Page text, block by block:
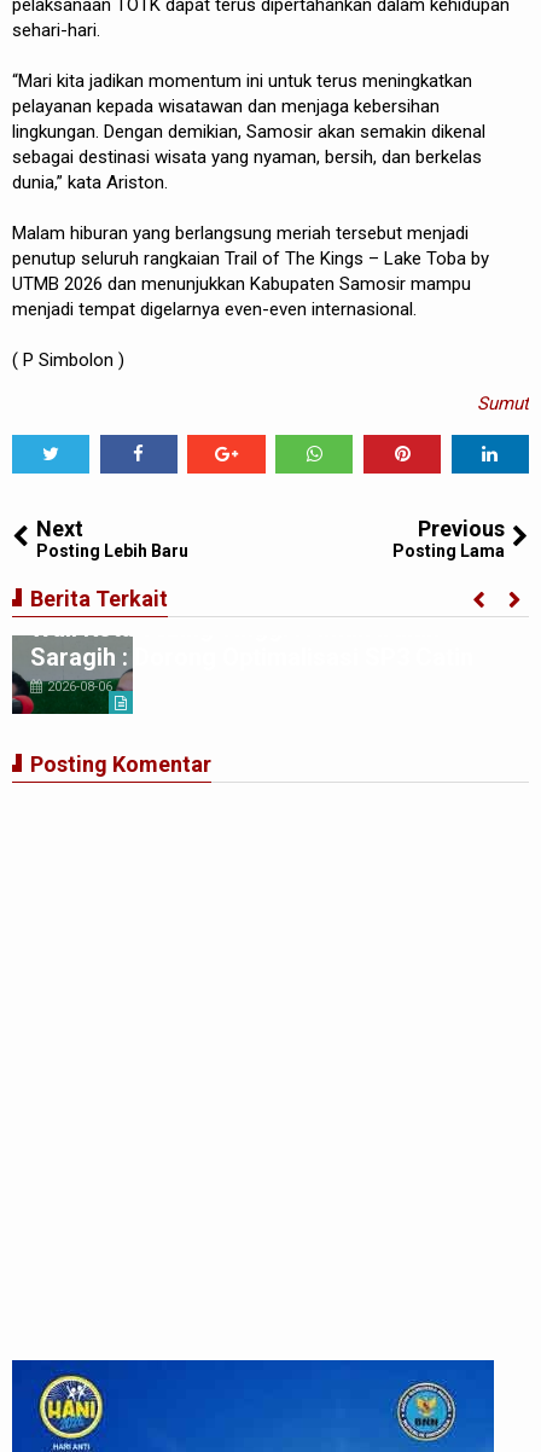
pelaksanaan TOTK dapat terus dipertahankan dalam kehidupan
sehari-hari.
“Mari kita jadikan momentum ini untuk terus meningkatkan
pelayanan kepada wisatawan dan menjaga kebersihan
lingkungan. Dengan demikian, Samosir akan semakin dikenal
sebagai destinasi wisata yang nyaman, bersih, dan berkelas
dunia,” kata Ariston.
Malam hiburan yang berlangsung meriah tersebut menjadi
penutup seluruh rangkaian Trail of The Kings – Lake Toba by
UTMB 2026 dan menunjukkan Kabupaten Samosir mampu
menjadi tempat digelarnya even-even internasional.
( P Simbolon )
Sumut
Next
Posting Lebih Baru
Previous
Posting Lama
Berita Terkait
Saragih : Dorong Optimalisasi SP3 Catin
2026-08-06
Posting Komentar